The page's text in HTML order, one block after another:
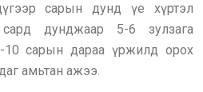
сарын дунд үе хүртэл
дунджаар 5-6 зулзага
10 сарын дараа үржилд орох
амьтан ажээ.